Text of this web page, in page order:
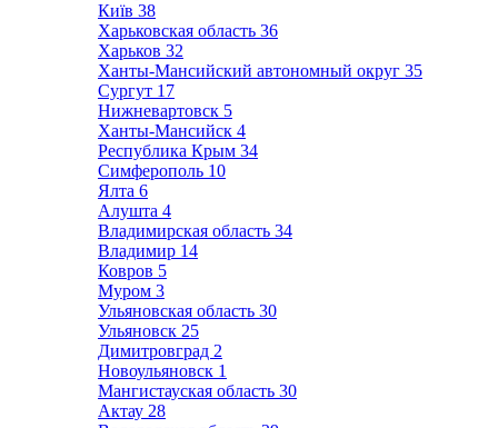
Київ 38
Харьковская область 36
Харьков 32
Ханты-Мансийский автономный округ 35
Сургут 17
Нижневартовск 5
Ханты-Мансийск 4
Республика Крым 34
Симферополь 10
Ялта 6
Алушта 4
Владимирская область 34
Владимир 14
Ковров 5
Муром 3
Ульяновская область 30
Ульяновск 25
Димитровград 2
Новоульяновск 1
Мангистауская область 30
Актау 28